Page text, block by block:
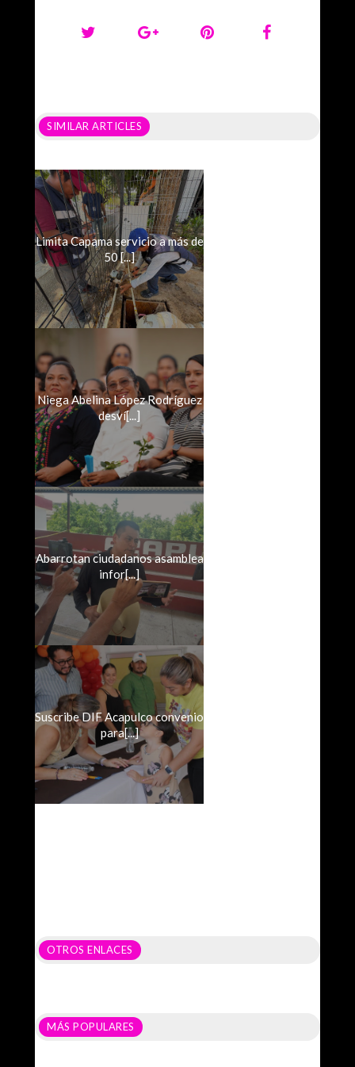
SIMILAR ARTICLES
Limita Capama servicio a más de
50 [...]
Niega Abelina López Rodríguez
desví[...]
Abarrotan ciudadanos asamblea
infor[...]
Suscribe DIF Acapulco convenio
para[...]
OTROS ENLACES
MÁS POPULARES